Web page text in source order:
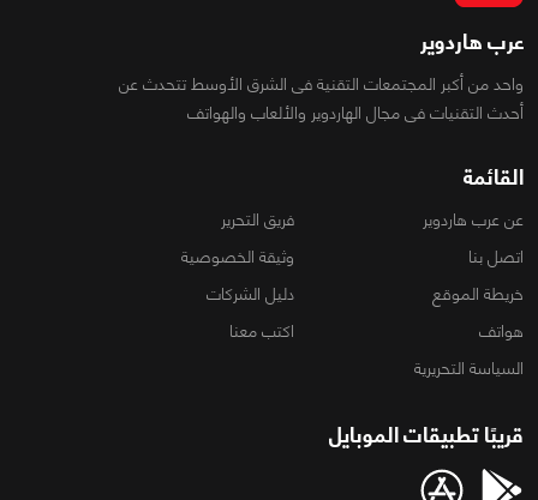
عرب هاردوير
واحد من أكبر المجتمعات التقنية فى الشرق الأوسط تتحدث عن
أحدث التقنيات فى مجال الهاردوير والألعاب والهواتف
القائمة
عن عرب هاردوير
فريق التحرير
اتصل بنا
وثيقة الخصوصية
خريطة الموقع
دليل الشركات
هواتف
اكتب معنا
السياسة التحريرية
قريبًا تطبيقات الموبايل